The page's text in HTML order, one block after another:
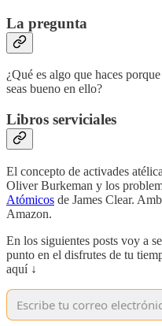
La pregunta
¿Qué es algo que haces
seas bueno en ello?
Libros serviciales
El concepto de activades
Oliver Burkeman y los
Atómicos de James Clear.
Amazon.
En los siguientes posts voy a
punto en el disfrutes de tu
aquí ↓